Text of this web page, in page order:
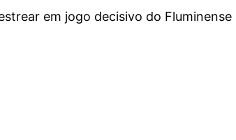
em jogo decisivo do Fluminense